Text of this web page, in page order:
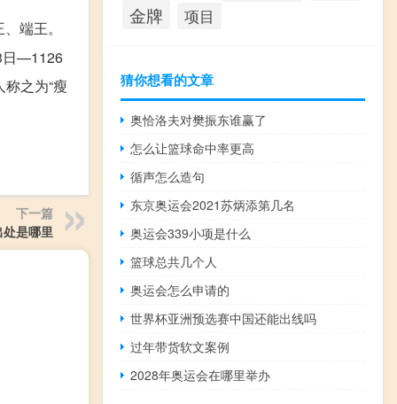
端王。
日—1126
之为“瘦
下一篇
处是哪里
金牌 项目
猜你想看的文章
奥恰洛夫对樊振东谁赢了
怎么让篮球命中率更高
循声怎么造句
东京奥运会2021苏炳添第几名
奥运会339小项是什么
篮球总共几个人
奥运会怎么申请的
世界杯亚洲预选赛中国还能出线吗
过年带货软文案例
2028年奥运会在哪里举办